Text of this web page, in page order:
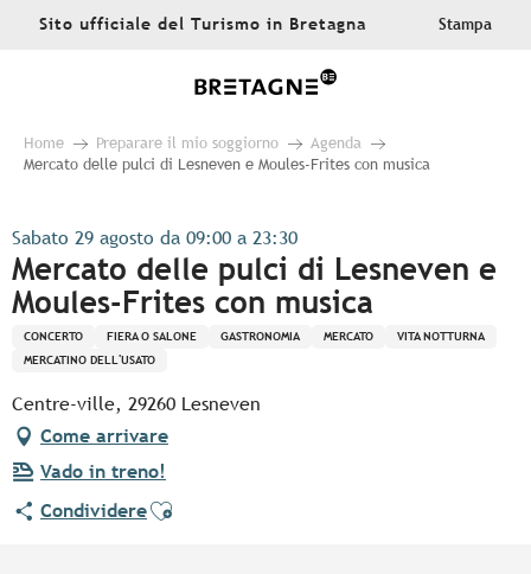
AllerSito ufficiale del Turismo in Bretagna Stampa
Home Preparare il mio soggiorno
Agenda
Mercato delle pulci di Lesneven e Moules-Frites con musica
Sabato 29 agosto da 09:00 a 23:30
Mercato delle pulci di Lesneven e
Moules-Frites con musica
CONCERTO FIERA O SALONE GASTRONOMIA MERCATO
VITA NOTTURNA
MERCATINO DELL'USATO
Centre-ville, 29260 Lesneven
Come arrivare
Vado in treno!
CondividereAjouter aux favoris